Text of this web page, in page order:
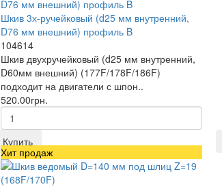
Шкив 3х-ручейковый (d25 мм внутренний,
D76 мм внешний) профиль B
104614
Шкив двухручейковый (d25 мм внутренний,
D60мм внешний) (177F/178F/186F)
подходит на двигатели с шпон..
520.00грн.
Купить
Хит продаж